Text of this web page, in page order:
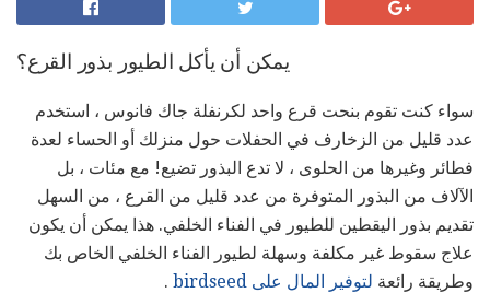
يمكن أن يأكل الطيور بذور القرع؟
سواء كنت تقوم بنحت قرع واحد لكرنفلة جاك فانوس ، استخدم
عدد قليل من الزخارف في الحفلات حول منزلك أو الحساء لعدة
فطائر وغيرها من الحلوى ، لا تدع البذور تضيع! مع مئات ، بل
الآلاف من البذور المتوفرة من عدد قليل من القرع ، من السهل
تقديم بذور اليقطين للطيور في الفناء الخلفي. هذا يمكن أن يكون
علاج سقوط غير مكلفة وسهلة لطيور الفناء الخلفي الخاص بك
وطريقة رائعة لتوفير المال على birdseed .